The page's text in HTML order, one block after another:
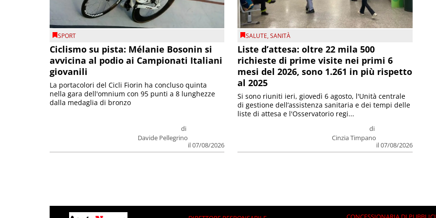
SPORT
Ciclismo su pista: Mélanie Bosonin si
avvicina al podio ai Campionati Italiani
giovanili
di
Davide Pellegrino
il 07/08/2026
La portacolori del Cicli Fiorin ha concluso quinta
nella gara dell'omnium con 95 punti a 8 lunghezze
dalla medaglia di bronzo
SALUTE,SANITÀ
Liste d’attesa: oltre 22 mila 500
richieste di prime visite nei primi 6
mesi del 2026, sono 1.261 in più rispetto
al 2025
di
Cinzia Timpano
il 07/08/2026
Si sono riuniti ieri, giovedì 6 agosto, l'Unità centrale
di gestione dell’assistenza sanitaria e dei tempi delle
liste di attesa e l'Osservatorio regi...